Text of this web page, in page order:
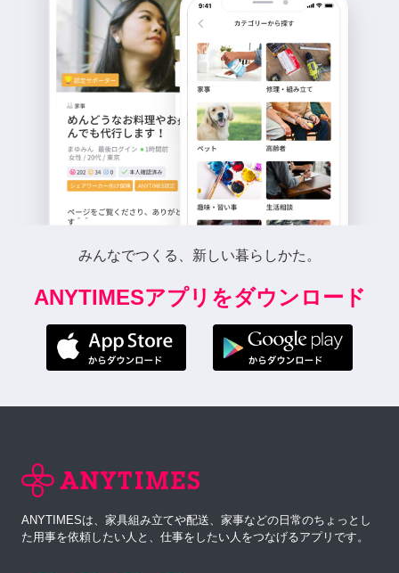
みんなでつくる、新しい暮らしかた。
ANYTIMESアプリをダウンロード
ANYTIMESは、家具組み立てや配送、家事などの日常のちょっとし
た用事を依頼したい人と、仕事をしたい人をつなげるアプリです。